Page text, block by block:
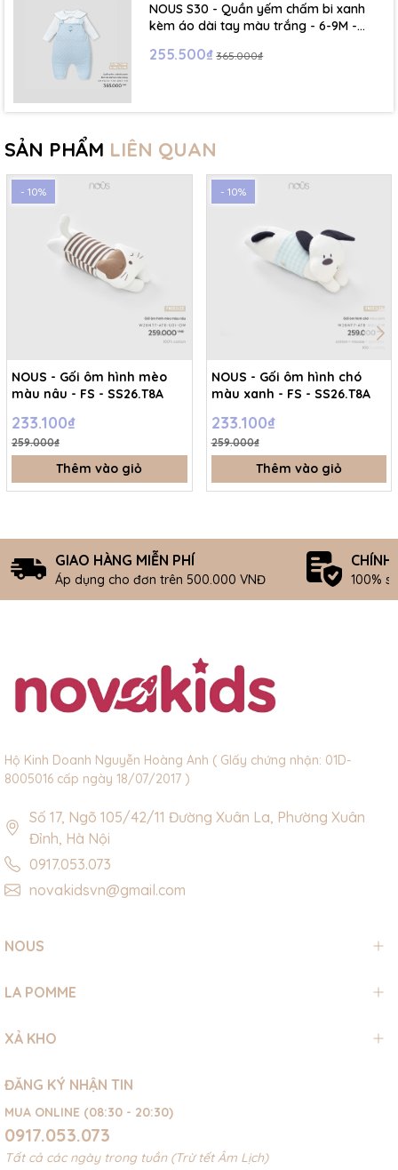
NOUS S30 - Quần yếm chấm bi xanh
kèm áo dài tay màu trắng - 6-9M -
255.500₫ 365.000₫
SẢN PHẨM LIÊN QUAN
- 10%
NOUS - Gối ôm hình mèo
màu nâu - FS - SS26.T8A
233.100₫
259.000₫
Thêm vào giỏ
- 10%
NOUS - Gối ôm hình chó
màu xanh - FS - SS26.T8A
233.100₫
259.000₫
Thêm vào giỏ
GIAO HÀNG MIỄN PHÍ
Áp dụng cho đơn trên 500.000 VNĐ
CHÍNH
100%
Hộ Kinh Doanh Nguyễn Hoàng Anh ( GIấy chứng nhận: 01D-
8005016 cấp ngày 18/07/2017 )
Số 17, Ngõ 105/42/11 Đường Xuân La, Phường Xuân
Đỉnh, Hà Nội
0917.053.073
novakidsvn@gmail.com
NOUS
LA POMME
XẢ KHO
ĐĂNG KÝ NHẬN TIN
MUA ONLINE (08:30 - 20:30)
0917.053.073
Tất cả các ngày trong tuần (Trừ tết Âm Lịch)